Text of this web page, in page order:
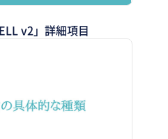
v2」詳細項目